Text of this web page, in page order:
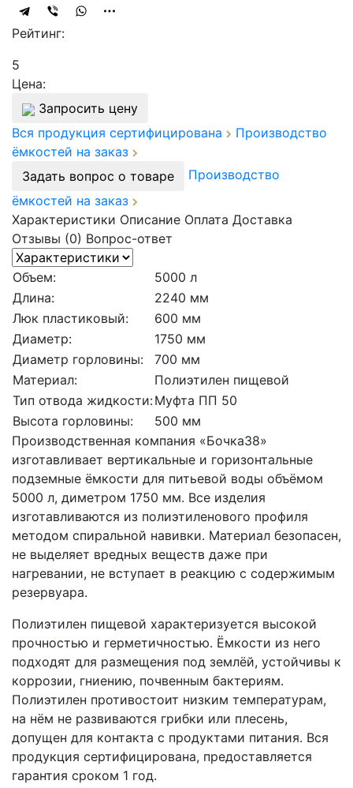
Рейтинг:
5
Цена:
Запросить цену
Вся продукция сертифицирована
Производство
ёмкостей на заказ
Задать вопрос о товаре
Производство
ёмкостей на заказ
Характеристики Описание Оплата Доставка
Отзывы (0) Вопрос-ответ
Объем:
5000 л
Длина:
2240 мм
Люк пластиковый:
600 мм
Диаметр:
1750 мм
Диаметр горловины:
700 мм
Материал:
Полиэтилен пищевой
Тип отвода жидкости:Муфта ПП 50
Высота горловины:
500 мм
Производственная компания «Бочка38»
изготавливает вертикальные и горизонтальные
подземные ёмкости для питьевой воды объёмом
5000 л, диметром 1750 мм. Все изделия
изготавливаются из полиэтиленового профиля
методом спиральной навивки. Материал безопасен,
не выделяет вредных веществ даже при
нагревании, не вступает в реакцию с содержимым
резервуара.
Полиэтилен пищевой характеризуется высокой
прочностью и герметичностью. Ёмкости из него
подходят для размещения под землёй, устойчивы к
коррозии, гниению, почвенным бактериям.
Полиэтилен противостоит низким температурам,
на нём не развиваются грибки или плесень,
допущен для контакта с продуктами питания. Вся
продукция сертифицирована, предоставляется
гарантия сроком 1 год.